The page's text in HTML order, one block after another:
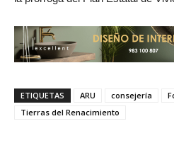
ETIQUETAS ARU consejería
Tierras del Renacimiento